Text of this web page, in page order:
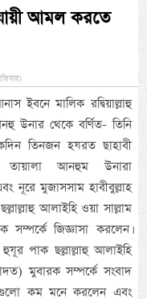
আমল করতে
ইবনে মালিক রদ্বিয়াল্লাহু
উনার থেকে বর্ণিত- তিনি
তিনজন হযরত ছাহাবী
তায়ালা আনহুম উনারা
নূরে মুজাসসাম হাবীবুল্লাহ
আলাইহি ওয়া সাল্লাম
জিজ্ঞাসা করলেন।
পাক ছল্লাল্লাহু আলাইহি
মুবারক সম্পর্কে সংবাদ
কম মনে করলেন এবং